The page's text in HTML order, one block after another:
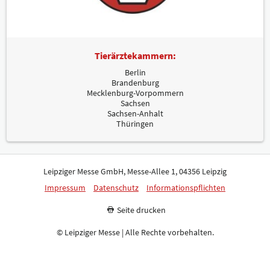
Tierärztekammern:
Berlin
Brandenburg
Mecklenburg-Vorpommern
Sachsen
Sachsen-Anhalt
Thüringen
Leipziger Messe GmbH, Messe-Allee 1, 04356 Leipzig
Impressum
Datenschutz Informationspflichten
Seite drucken
© Leipziger Messe | Alle Rechte vorbehalten.